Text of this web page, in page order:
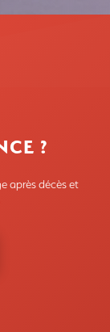
?
après décès et